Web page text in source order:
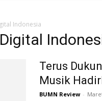
Indonesia
Terus
Musik
BUMN Review -